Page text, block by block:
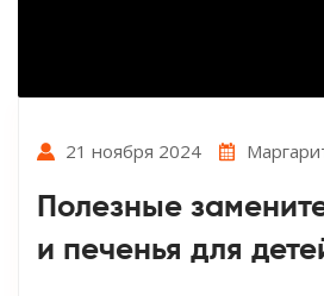
21 ноября 2024
Полезные
и печенья для